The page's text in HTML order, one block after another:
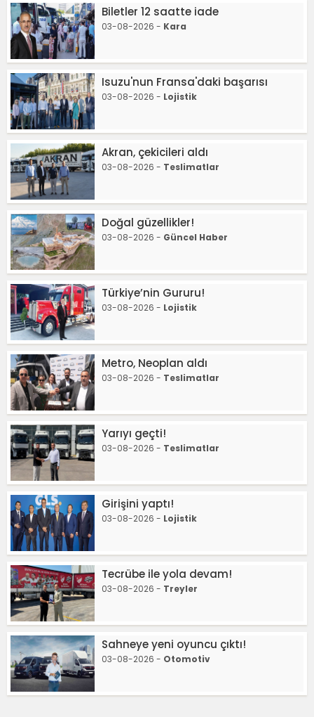
Biletler 12 saatte iade
03-08-2026 - Kara
Isuzu'nun Fransa'daki başarısı
03-08-2026 - Lojistik
Akran, çekicileri aldı
03-08-2026 - Teslimatlar
Doğal güzellikler!
03-08-2026 - Güncel Haber
Türkiye’nin Gururu!
03-08-2026 - Lojistik
Metro, Neoplan aldı
03-08-2026 - Teslimatlar
Yarıyı geçti!
03-08-2026 - Teslimatlar
Girişini yaptı!
03-08-2026 - Lojistik
Tecrübe ile yola devam!
03-08-2026 - Treyler
Sahneye yeni oyuncu çıktı!
03-08-2026 - Otomotiv